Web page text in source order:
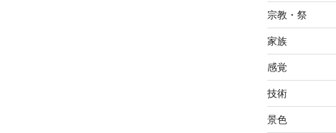
宗教・祭
家族
感覚
技術
景色